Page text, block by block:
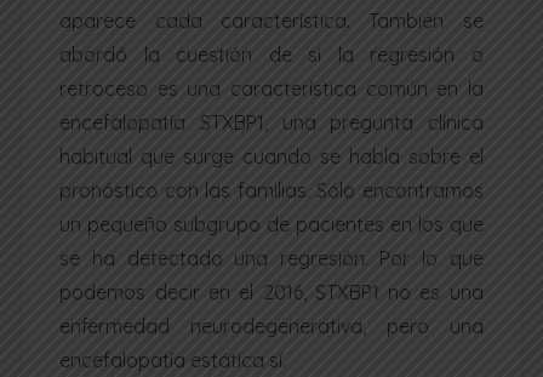
aparece cada característica. También se
abordó la cuestión de si la regresión o
retroceso es una característica común en la
encefalopatía STXBP1, una pregunta clínica
habitual que surge cuando se habla sobre el
pronóstico con las familias. Sólo encontramos
un pequeño subgrupo de pacientes en los que
se ha detectado una regresión. Por lo que
podemos decir en el 2016, STXBP1 no es una
enfermedad neurodegenerativa, pero una
encefalopatía estática sí.